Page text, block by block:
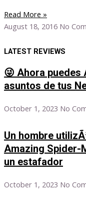
Read More »
August 18, 2016 No
LATEST REVIEWS
😜 Ahora puedes
asuntos de tus
October 1, 2023 No
Un hombre
Amazing Spider-
un estafador
October 1, 2023 No